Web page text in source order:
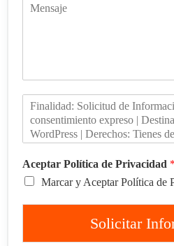
Aceptar Política de Privacidad *
Marcar y Aceptar Política de
Solicitar